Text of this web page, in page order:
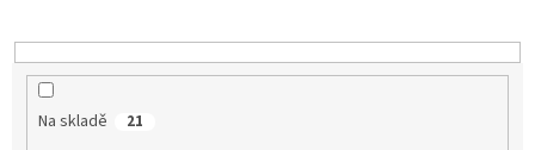
k
t
Na skladě 21